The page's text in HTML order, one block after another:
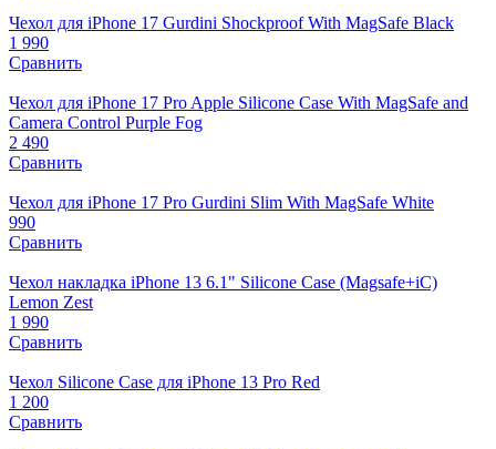
Чехол для iPhone 17 Gurdini Shockproof With MagSafe Black
1 990
Сравнить
Чехол для iPhone 17 Pro Apple Silicone Case With MagSafe and
Camera Control Purple Fog
2 490
Сравнить
Чехол для iPhone 17 Pro Gurdini Slim With MagSafe White
990
Сравнить
Чехол накладка iPhone 13 6.1" Silicone Case (Magsafe+iC)
Lemon Zest
1 990
Сравнить
Чехол Silicone Case для iPhone 13 Pro Red
1 200
Сравнить